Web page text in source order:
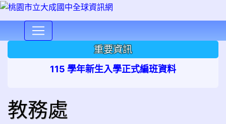
重要資訊
115 學年新生入學正式編班資料
教務處